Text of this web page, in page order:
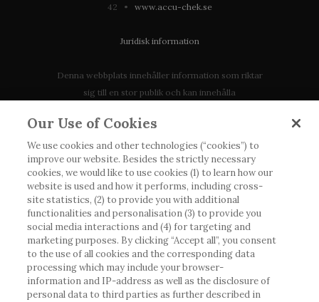
42 • www.accu-chek.se
Juridisk information
Denna webbplats innehåller information som riktar
sig till en stor publik och kan innehålla
tillgänglig eller giltig i ditt land. Vänligen observera
att vi inte tar något ansvar för information som
eventuellt inte uppfyller någon gällande rättslig
process, förordning, registrering eller användning i
landet där du bor.
Roche har inte alltid möjlighet att kvalitetssäkra
andras inlägg, men kommer att ta bort vilseledande
eller olämpliga inlägg i möjligaste mån. Vi har inget
ansvar för innehållet på externa webbplatser som
det länkas till. Kopiering av material från denna
Our Use of Cookies
We use cookies and other technologies (“cookies”) to
improve our website. Besides the strictly necessary
cookies, we would like to use cookies (1) to learn how our
website is used and how it performs, including cross-
site statistics, (2) to provide you with additional
functionalities and personalisation (3) to provide you
social media interactions and (4) for targeting and
marketing purposes. By clicking “Accept all”, you consent
to the use of all cookies and the corresponding data
processing which may include your browser-
information and IP-address as well as the disclosure of
personal data to third parties as further described in